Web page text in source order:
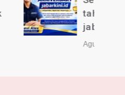
Media online